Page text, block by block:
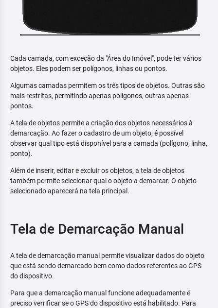
Cada camada, com exceção da "Área do Imóvel", pode ter vários
objetos. Eles podem ser polígonos, linhas ou pontos.
Algumas camadas permitem os três tipos de objetos. Outras são
mais restritas, permitindo apenas polígonos, outras apenas
pontos.
A tela de objetos permite a criação dos objetos necessários à
demarcação. Ao fazer o cadastro de um objeto, é possível
observar qual tipo está disponível para a camada (polígono, linha,
ponto).
Além de inserir, editar e excluir os objetos, a tela de objetos
também permite selecionar qual o objeto a demarcar. O objeto
selecionado aparecerá na tela principal.
Tela de Demarcação Manual
A tela de demarcação manual permite visualizar dados do objeto
que está sendo demarcado bem como dados referentes ao GPS
do dispositivo.
Para que a demarcação manual funcione adequadamente é
preciso verrificar se o GPS do dispositivo está habilitado. Para